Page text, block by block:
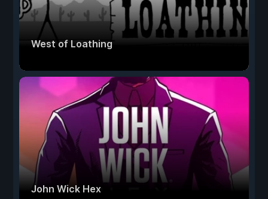
West of Loathing
John Wick Hex